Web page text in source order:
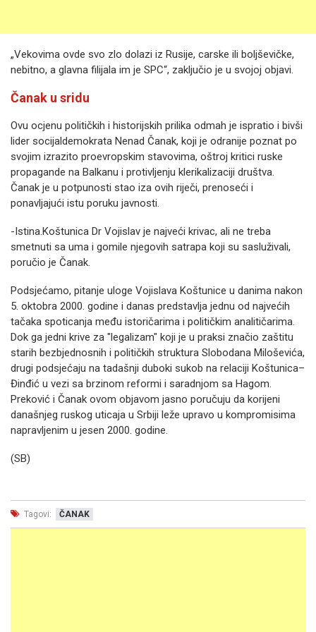
„Vekovima ovde svo zlo dolazi iz Rusije, carske ili boljševičke,
nebitno, a glavna filijala im je SPC“, zaključio je u svojoj objavi.
Čanak u sridu
Ovu ocjenu političkih i historijskih prilika odmah je ispratio i bivši
lider socijaldemokrata Nenad Čanak, koji je odranije poznat po
svojim izrazito proevropskim stavovima, oštroj kritici ruske
propagande na Balkanu i protivljenju klerikalizaciji društva.
Čanak je u potpunosti stao iza ovih riječi, prenoseći i
ponavljajući istu poruku javnosti.
-Istina.Koštunica Dr Vojislav je najveći krivac, ali ne treba
smetnuti sa uma i gomile njegovih satrapa koji su sasluživali,
poručio je Čanak.
Podsjećamo, pitanje uloge Vojislava Koštunice u danima nakon
5. oktobra 2000. godine i danas predstavlja jednu od najvećih
tačaka spoticanja među istoričarima i političkim analitičarima.
Dok ga jedni krive za "legalizam" koji je u praksi značio zaštitu
starih bezbjednosnih i političkih struktura Slobodana Miloševića,
drugi podsjećaju na tadašnji duboki sukob na relaciji Koštunica–
Đinđić u vezi sa brzinom reformi i saradnjom sa Hagom.
Preković i Čanak ovom objavom jasno poručuju da korijeni
današnjeg ruskog uticaja u Srbiji leže upravo u kompromisima
napravljenim u jesen 2000. godine.
(SB)
Tagovi: ČANAK